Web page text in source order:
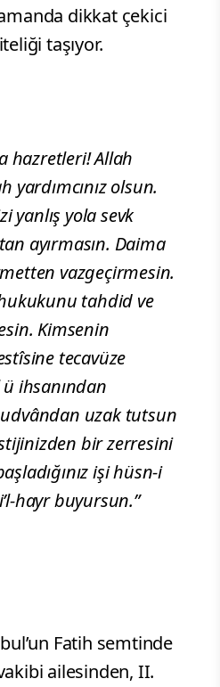
dikkat çekici
taşıyor.
hazretleri! Allah
olsun.
yanlış yola sevk
ayırmasın. Daima
vazgeçirmesin.
tahdid ve
Kimsenin
tecavüze
ü ihsanından
udvândan uzak tutsun
bir zerresini
işi hüsn-i
hayr buyursun.”
Fatih semtinde
ailesinden, II.